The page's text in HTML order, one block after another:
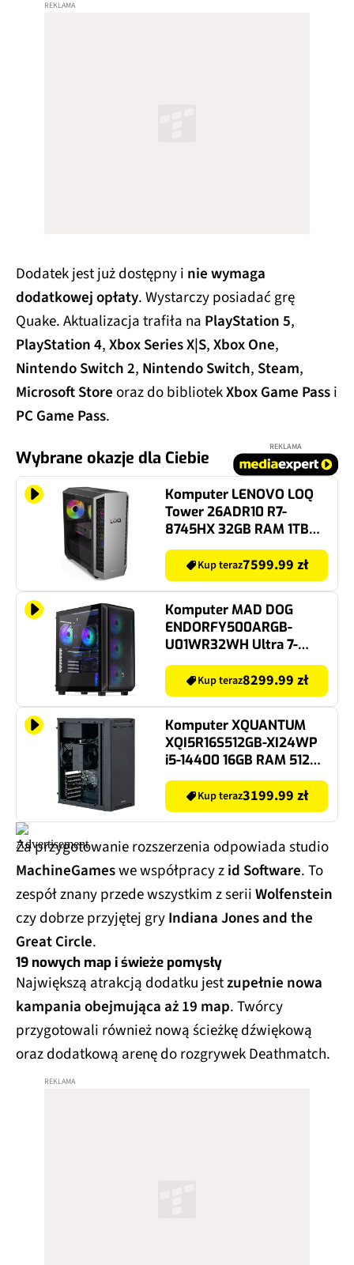
Dodatek jest już dostępny i nie wymaga
dodatkowej opłaty. Wystarczy posiadać grę
Quake. Aktualizacja trafiła na PlayStation 5,
PlayStation 4,Xbox Series X|S,Xbox One,
Nintendo Switch 2, Nintendo Switch, Steam,
Microsoft Storeoraz do bibliotekXbox Game Passi
PC Game Pass.
Wybrane okazje dla Ciebie
REKLAMA
Komputer LENOVO LOQ
Tower 26ADR10 R7-
8745HX 32GB RAM 1TB
SSD GeForce RTX5060Ti
DLSS 4.5 Wi-Fi Windows
11 Home
Kup teraz7599.99 zł
Komputer MAD DOG
ENDORFY500ARGB-
U01WR32WH Ultra 7-
265KF 32GB RAM 1TB SSD
Radeon RX9060XT Wi-Fi
Windows 11 Home
Kup teraz8299.99 zł
Komputer XQUANTUM
XQI5R16S512GB-XI24WP
i5-14400 16GB RAM 512GB
SSD Wi-Fi Windows 11
Professional
Kup teraz3199.99 zł
Za przygotowanie rozszerzenia odpowiada studio
MachineGameswe współpracy zid Software. To
zespół znany przede wszystkim z seriiWolfenstein
czy dobrze przyjętej gryIndiana Jones and the
Great Circle.
19 nowych map i świeże pomysły
Największą atrakcją dodatku jestzupełnie nowa
kampania obejmująca aż 19 map. Twórcy
przygotowali również nową ścieżkę dźwiękową
oraz dodatkową arenę do rozgrywek Deathmatch.